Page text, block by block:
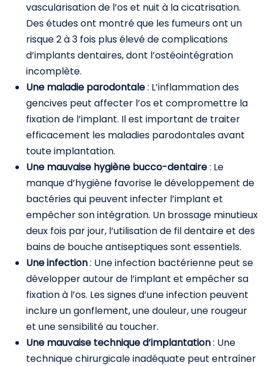
vascularisation de l’os et nuit à la cicatrisation.
Des études ont montré que les fumeurs ont un
risque 2 à 3 fois plus élevé de complications
d’implants dentaires, dont l’ostéointégration
incomplète.
Une maladie parodontale: L’inflammation des
gencives peut affecter l’os et compromettre la
fixation de l’implant. Il est important de traiter
efficacement les maladies parodontales avant
toute implantation.
Une mauvaise hygiène bucco-dentaire: Le
manque d’hygiène favorise le développement de
bactéries qui peuvent infecter l’implant et
empêcher son intégration. Un brossage minutieux
deux fois par jour, l’utilisation de fil dentaire et des
bains de bouche antiseptiques sont essentiels.
Une infection: Une infection bactérienne peut se
développer autour de l’implant et empêcher sa
fixation à l’os. Les signes d’une infection peuvent
inclure un gonflement, une douleur, une rougeur
et une sensibilité au toucher.
Une mauvaise technique d’implantation: Une
technique chirurgicale inadéquate peut entraîner